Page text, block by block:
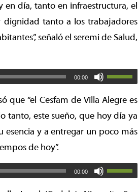
día, tanto en infraestructura, el
dignidad tanto a los trabajadores
señaló el seremi de Salud,
00:00
que “el Cesfam de Villa Alegre es
tanto, este sueño, que hoy día ya
esencia y a entregar un poco más
de hoy”.
00:00